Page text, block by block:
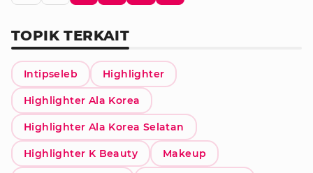
TOPIK TERKAIT
Intipseleb Highlighter
Highlighter Ala Korea
Highlighter Ala Korea Selatan
Highlighter K Beauty Makeup